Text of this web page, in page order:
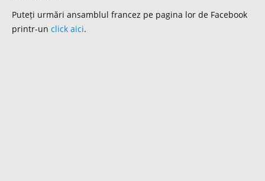
Puteți urmări ansamblul francez pe pagina lor de Facebook
printr-un click aici.